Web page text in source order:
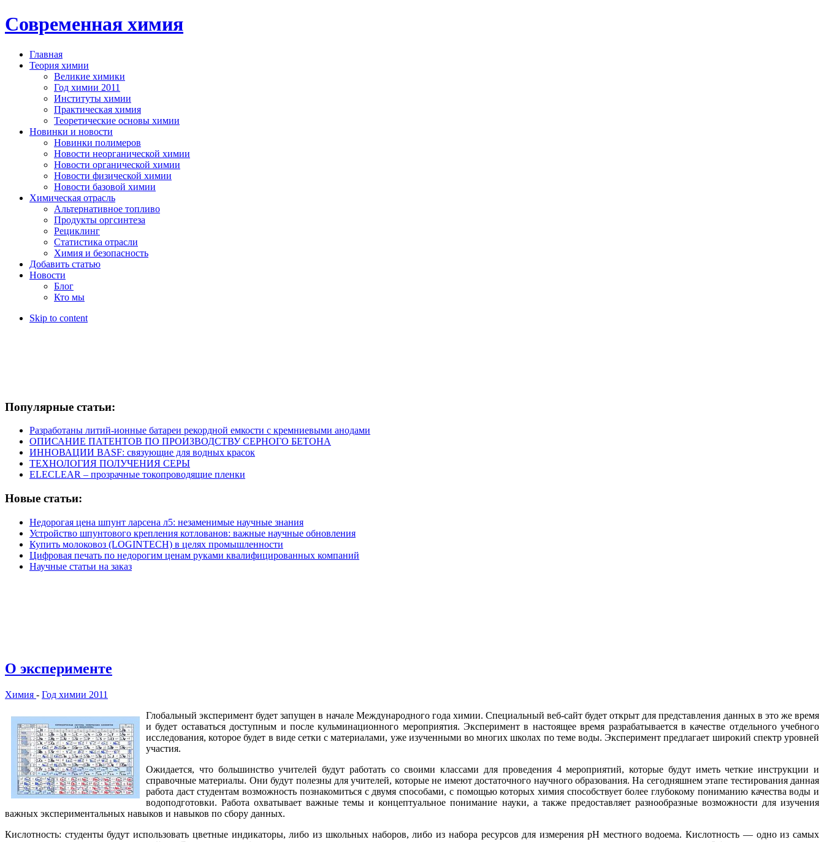
Современная химия
Главная
Теория химии
Великие химики
Год химии 2011
Институты химии
Практическая химия
Теоретические основы химии
Новинки и новости
Новинки полимеров
Новости неорганической химии
Новости органической химии
Новости физической химии
Новости базовой химии
Химическая отрасль
Альтернативное топливо
Продукты оргсинтеза
Рециклинг
Статистика отрасли
Химия и безопасность
Добавить статью
Новости
Блог
Кто мы
Skip to content
Популярные статьи:
Разработаны литий-ионные батареи рекордной емкости с кремниевыми анодами
ОПИСАНИЕ ПАТЕНТОВ ПО ПРОИЗВОДСТВУ СЕРНОГО БЕТОНА
ИННОВАЦИИ BASF: связующие для водных красок
ТЕХНОЛОГИЯ ПОЛУЧЕНИЯ СЕРЫ
ELECLEAR – прозрачные токопроводящие пленки
Новые статьи:
Недорогая цена шпунт ларсена л5: незаменимые научные знания
Устройство шпунтового крепления котлованов: важные научные обновления
Купить молоковоз (LOGINTECH) в целях промышленности
Цифровая печать по недорогим ценам руками квалифицированных компаний
Научные статьи на заказ
О эксперименте
Химия - Год химии 2011
Глобальный эксперимент будет запущен в начале Международного года химии. Специальный веб-сайт будет открыт для представления данных в это же время
и будет оставаться доступным и после кульминационного мероприятия. Эксперимент в настоящее время разрабатывается в качестве отдельного учебного
исследования, которое будет в виде сетки с материалами, уже изученными во многих школах по теме воды. Эксперимент предлагает широкий спектр уровней
участия.
Ожидается, что большинство учителей будут работать со своими классами для проведения 4 мероприятий, которые будут иметь четкие инструкции и
справочные материалы. Они будут полезны для учителей, которые не имеют достаточного научного образования. На сегодняшнем этапе тестирования данная
работа даст студентам возможность познакомиться с двумя способами, с помощью которых химия способствует более глубокому пониманию качества воды и
водоподготовки. Работа охватывает важные темы и концептуальное понимание науки, а также предоставляет разнообразные возможности для изучения
важных экспериментальных навыков и навыков по сбору данных.
Кислотность: студенты будут использовать цветные индикаторы, либо из школьных наборов, либо из набора ресурсов для измерения рН местного водоема. Кислотность — одно из самых